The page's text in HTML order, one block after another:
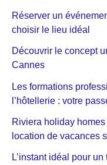
Réserver un
choisir le lieu idéal
Découvrir le concept
Cannes
Les formations
l’hôtellerie : votre
Riviera holiday
location de vacances
L’instant idéal pour